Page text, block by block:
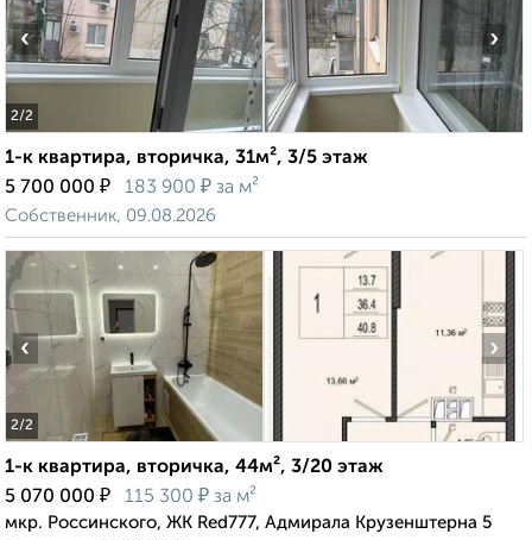
2/2
‹ ›
1-к квартира, вторичка, 31м², 3/5 этаж
5 700 000 ₽ 183 900 ₽ за м²
Собственник, 09.08.2026
2/2
‹ ›
1-к квартира, вторичка, 44м², 3/20 этаж
5 070 000 ₽ 115 300 ₽ за м²
мкр. Россинского, ЖК Red777, Адмирала Крузенштерна 5